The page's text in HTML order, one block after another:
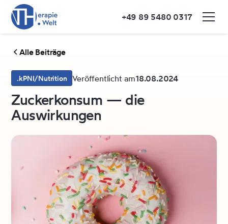
+49 89 5480 0317
Alle Beiträge
.kPNI/Nutrition Veröffentlicht am18.08.2024
Zuckerkonsum — die
Auswirkungen